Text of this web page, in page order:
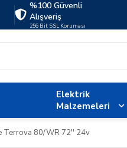
%100 Güvenli
Alışveriş
256 Bit SSL Koruması
Elektrik
Malzemeleri
Terrova 80/WR 72'' 24v